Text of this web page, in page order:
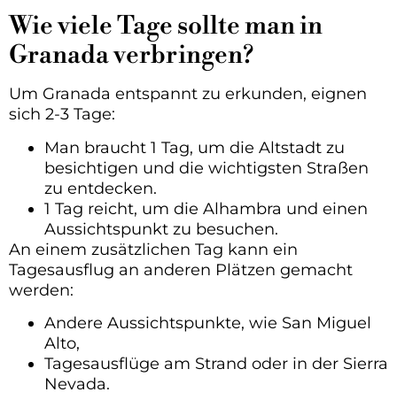
Wie viele Tage sollte man in
Granada verbringen?
Um Granada entspannt zu erkunden, eignen
sich 2-3 Tage:
Man braucht 1 Tag, um die Altstadt zu
besichtigen und die wichtigsten Straßen
zu entdecken.
1 Tag reicht, um die Alhambra und einen
Aussichtspunkt zu besuchen.
An einem zusätzlichen Tag kann ein
Tagesausflug an anderen Plätzen gemacht
werden:
Andere Aussichtspunkte, wie San Miguel
Alto,
Tagesausflüge am Strand oder in der Sierra
Nevada.